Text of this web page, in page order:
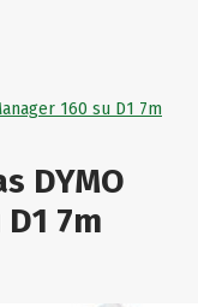
160 su D1 7m
DYMO
7m